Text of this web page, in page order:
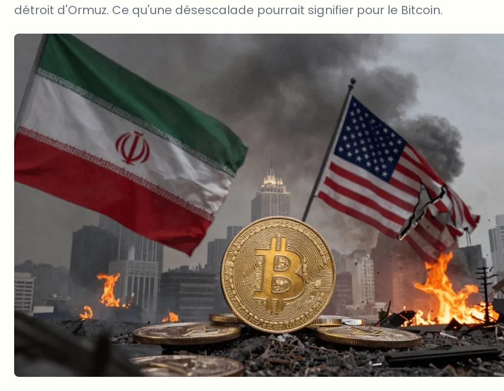
détroit d'Ormuz. Ce qu'une désescalade pourrait signifier pour le Bitcoin.